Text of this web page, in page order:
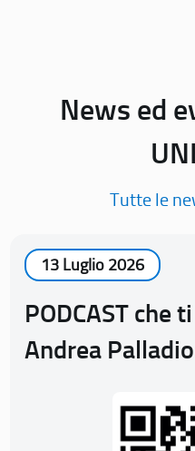
News ed
Tutte le
13 Luglio 2026
PODCAST che
Andrea Palladio